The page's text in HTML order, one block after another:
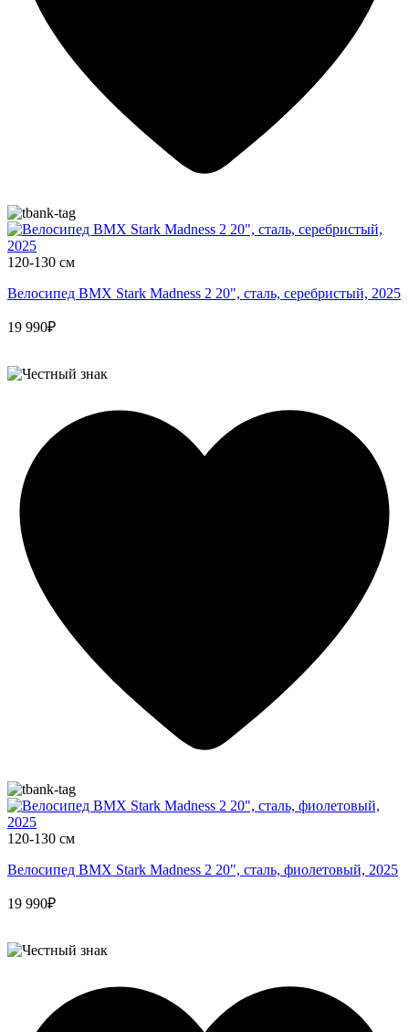
120-130 см
Велосипед BMX Stark Madness 2 20", сталь, серебристый, 2025
19 990₽
120-130 см
Велосипед BMX Stark Madness 2 20", сталь, фиолетовый, 2025
19 990₽